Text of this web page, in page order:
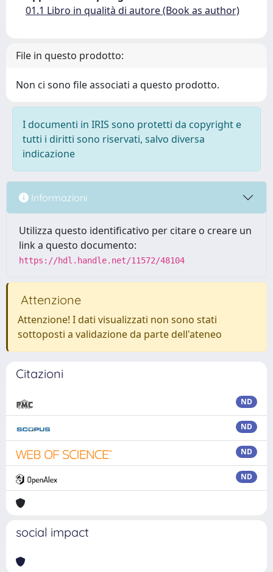
01.1 Libro in qualità di autore (Book as author)
File in questo prodotto:
Non ci sono file associati a questo prodotto.
I documenti in IRIS sono protetti da copyright e
tutti i diritti sono riservati, salvo diversa
indicazione
Informazioni
Utilizza questo identificativo per citare o creare un
link a questo documento:
https://hdl.handle.net/11572/48104
Attenzione
Attenzione! I dati visualizzati non sono stati
sottoposti a validazione da parte dell'ateneo
Citazioni
ND
ND
ND
ND
social impact